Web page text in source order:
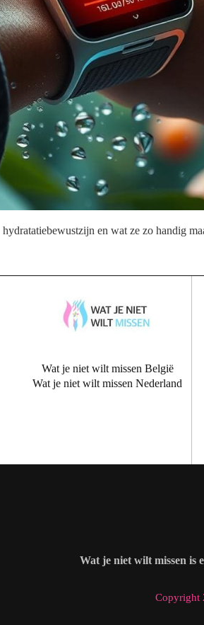
en wat ze zo handig
Wat je niet wilt missen België
Wat je niet wilt missen Nederland
Wat je niet wilt missen is
Copyright